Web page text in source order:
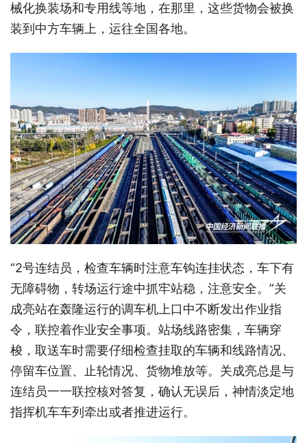
械化换装场和专用线等地，在那里，这些货物会被换
装到中方车辆上，运往全国各地。
“2号连结员，检查车辆时注意车钩连挂状态，车下有
无障碍物，转场运行途中抓牢站稳，注意安全。”关
成亮站在轰隆运行的调车机上口中不断发出作业指
令，联控着作业安全事项。站场线路密集，车辆穿
梭，取送车时需要仔细检查挂取的车辆和线路情况、
停留车位置、止轮情况、货物堆放等。关成亮总是与
连结员一一联控核对答复，确认无误后，神情淡定地
指挥机车车列牵出或者推进运行。